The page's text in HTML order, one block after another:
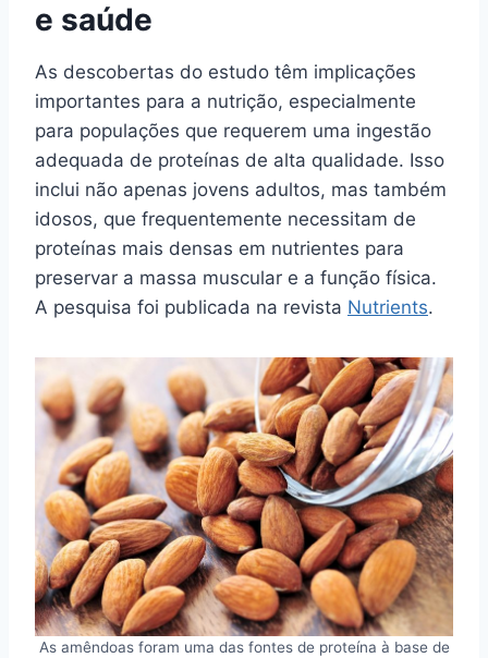
e saúde
As descobertas do estudo têm implicações
importantes para a nutrição, especialmente
para populações que requerem uma ingestão
adequada de proteínas de alta qualidade. Isso
inclui não apenas jovens adultos, mas também
idosos, que frequentemente necessitam de
proteínas mais densas em nutrientes para
preservar a massa muscular e a função física.
A pesquisa foi publicada na revista Nutrients.
As amêndoas foram uma das fontes de proteína à base de